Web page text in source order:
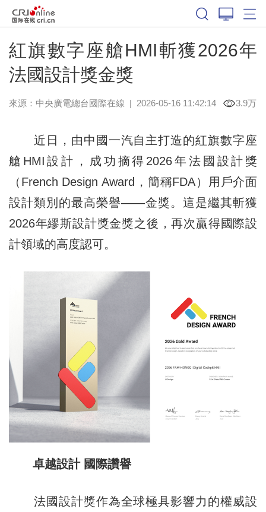
紅旗數字座艙HMI斬獲2026年
法國設計獎金獎
來源：中央廣電總台國際在線 | 2026-05-16 11:42:14 3.9万
近日，由中國一汽自主打造的紅旗數字座
艙HMI設計，成功摘得2026年法國設計獎
（French Design Award，簡稱FDA）用戶介面
設計類別的最高榮譽——金獎。這是繼其斬獲
2026年繆斯設計獎金獎之後，再次贏得國際設
計領域的高度認可。
卓越設計 國際讚譽
法國設計獎作為全球極具影響力的權威設